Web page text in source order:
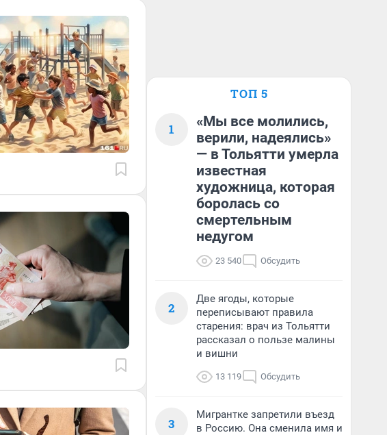
ТОП 5
1
«Мы все молились,
верили, надеялись»
— в Тольятти умерла
известная
художница, которая
боролась со
смертельным
недугом
23 540 Обсудить
2
Две ягоды, которые
переписывают правила
старения: врач из Тольятти
рассказал о пользе малины
и вишни
13 119 Обсудить
3
Мигрантке запретили въезд
в Россию. Она сменила имя и